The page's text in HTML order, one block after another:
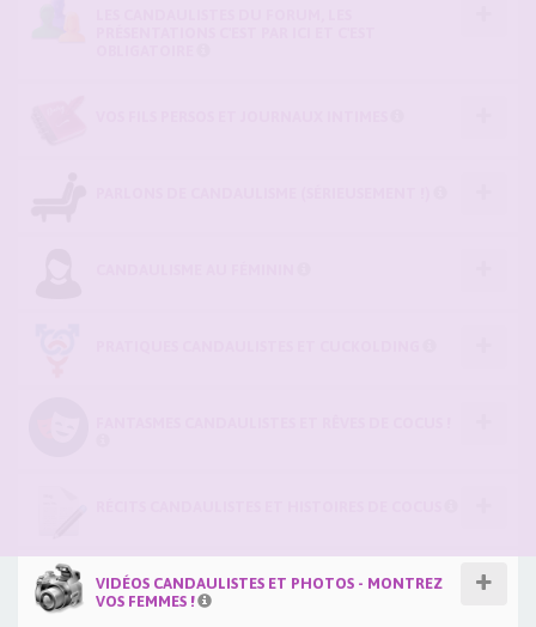
VIDÉOS CANDAULISTES ET PHOTOS - MONTREZ
VOS FEMMES !